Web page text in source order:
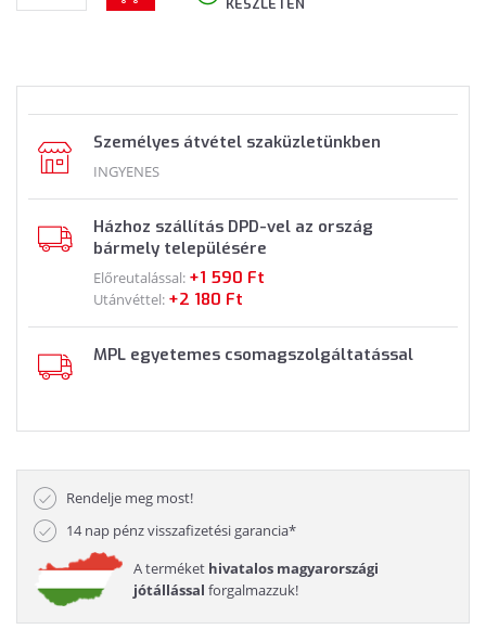
Személyes átvétel szaküzletünkben
INGYENES
Házhoz szállítás DPD-vel az ország
bármely településére
Előreutalással: +1 590 Ft
Utánvéttel: +2 180 Ft
MPL egyetemes csomagszolgáltatással
Rendelje meg most!
14 nap pénz visszafizetési garancia*
A terméket hivatalos magyarországi
jótállással forgalmazzuk!